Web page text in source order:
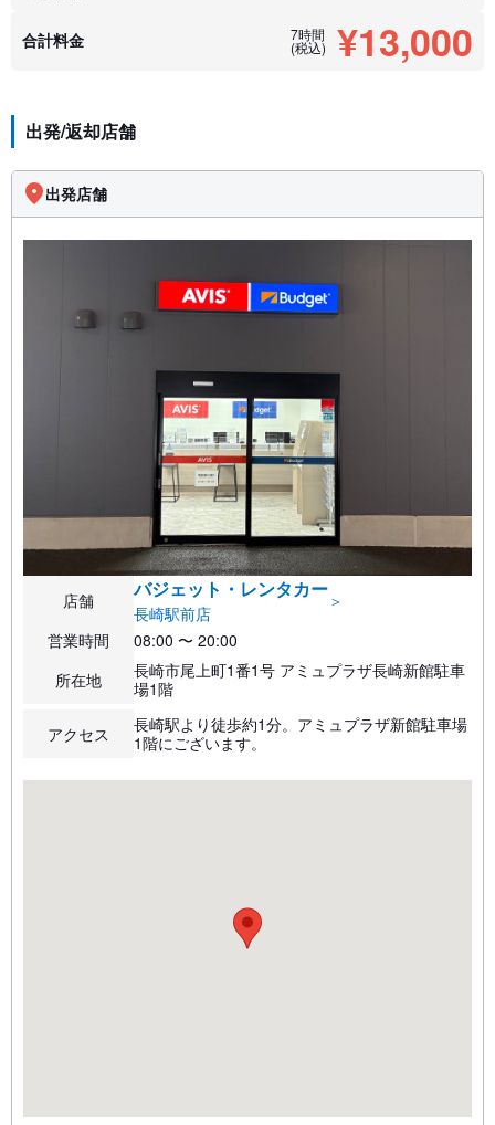
合計料金 7時間
(税込) ¥13,000
出発/返却店舗
出発店舗
店舗 バジェット・レンタカー
長崎駅前店
＞
営業時間
08:00 〜 20:00
所在地
長崎市尾上町1番1号 アミュプラザ長崎新館駐車
場1階
アクセス
長崎駅より徒歩約1分。アミュプラザ新館駐車場
1階にございます。